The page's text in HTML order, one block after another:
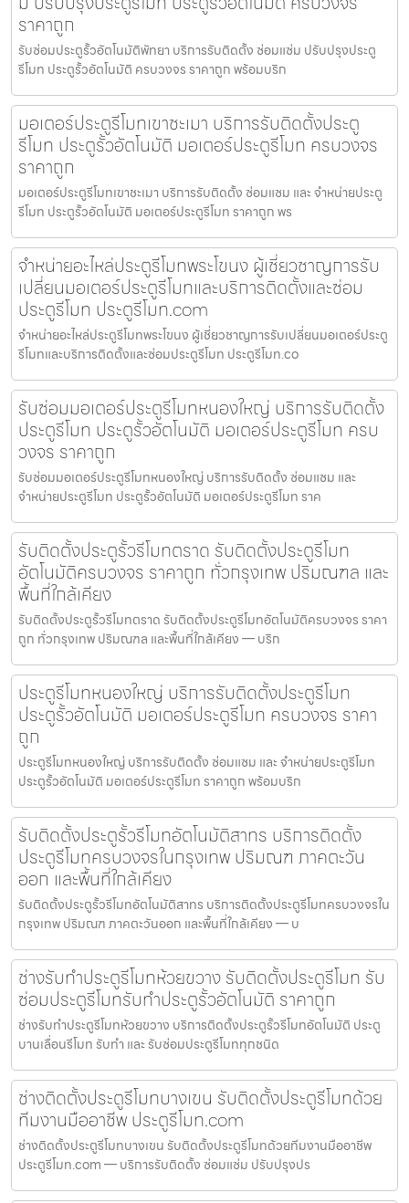
ราคาถูก
รับซ่อมประตูรั้วอัตโนมัติพัทยา บริการรับติดตั้ง ซ่อมแซ่ม ปรับปรุงประตู
รีโมท ประตูรั้วอัตโนมัติ ครบวงจร ราคาถูก พร้อมบริก
มอเตอร์ประตูรีโมทเขาชะเมา บริการรับติดตั้งประตู
รีโมท ประตูรั้วอัตโนมัติ มอเตอร์ประตูรีโมท ครบวงจร
ราคาถูก
มอเตอร์ประตูรีโมทเขาชะเมา บริการรับติดตั้ง ซ่อมแซม และ จำหน่ายประตู
รีโมท ประตูรั้วอัตโนมัติ มอเตอร์ประตูรีโมท ราคาถูก พร
จำหน่ายอะไหล่ประตูรีโมทพระโขนง ผู้เชี่ยวชาญการรับ
เปลี่ยนมอเตอร์ประตูรีโมทและบริการติดตั้งและซ่อม
ประตูรีโมท ประตูรีโมท.com
จำหน่ายอะไหล่ประตูรีโมทพระโขนง ผู้เชี่ยวชาญการรับเปลี่ยนมอเตอร์ประตู
รีโมทและบริการติดตั้งและซ่อมประตูรีโมท ประตูรีโมท.co
รับซ่อมมอเตอร์ประตูรีโมทหนองใหญ่ บริการรับติดตั้ง
ประตูรีโมท ประตูรั้วอัตโนมัติ มอเตอร์ประตูรีโมท ครบ
วงจร ราคาถูก
รับซ่อมมอเตอร์ประตูรีโมทหนองใหญ่ บริการรับติดตั้ง ซ่อมแซม และ
จำหน่ายประตูรีโมท ประตูรั้วอัตโนมัติ มอเตอร์ประตูรีโมท ราค
รับติดตั้งประตูรั้วรีโมทตราด รับติดตั้งประตูรีโมท
อัตโนมัติครบวงจร ราคาถูก ทั่วกรุงเทพ ปริมณฑล และ
พื้นที่ใกล้เคียง
รับติดตั้งประตูรั้วรีโมทตราด รับติดตั้งประตูรีโมทอัตโนมัติครบวงจร ราคา
ถูก ทั่วกรุงเทพ ปริมณฑล และพื้นที่ใกล้เคียง — บริก
ประตูรีโมทหนองใหญ่ บริการรับติดตั้งประตูรีโมท
ประตูรั้วอัตโนมัติ มอเตอร์ประตูรีโมท ครบวงจร ราคา
ถูก
ประตูรีโมทหนองใหญ่ บริการรับติดตั้ง ซ่อมแซม และ จำหน่ายประตูรีโมท
ประตูรั้วอัตโนมัติ มอเตอร์ประตูรีโมท ราคาถูก พร้อมบริก
รับติดตั้งประตูรั้วรีโมทอัตโนมัติสาทร บริการติดตั้ง
ประตูรีโมทครบวงจรในกรุงเทพ ปริมณฑ ภาคตะวัน
ออก และพื้นที่ใกล้เคียง
รับติดตั้งประตูรั้วรีโมทอัตโนมัติสาทร บริการติดตั้งประตูรีโมทครบวงจรใน
กรุงเทพ ปริมณฑ ภาคตะวันออก และพื้นที่ใกล้เคียง — บ
ช่างรับทำประตูรีโมทห้วยขวาง รับติดตั้งประตูรีโมท รับ
ซ่อมประตูรีโมทรับทำประตูรั้วอัตโนมัติ ราคาถูก
ช่างรับทำประตูรีโมทห้วยขวาง บริการติดตั้งประตูรั้วรีโมทอัตโนมัติ ประตู
บานเลื่อนรีโมท รับทำ และ รับซ่อมประตูรีโมททุกชนิด
ช่างติดตั้งประตูรีโมทบางเขน รับติดตั้งประตูรีโมทด้วย
ทีมงานมืออาชีพ ประตูรีโมท.com
ช่างติดตั้งประตูรีโมทบางเขน รับติดตั้งประตูรีโมทด้วยทีมงานมืออาชีพ
ประตูรีโมท.com — บริการรับติดตั้ง ซ่อมแซ่ม ปรับปรุงปร